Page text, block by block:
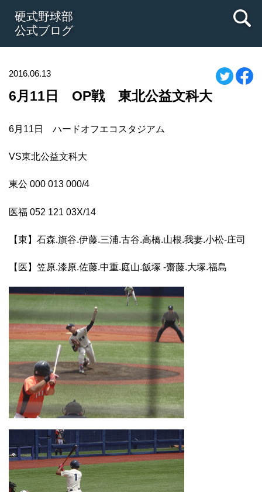
硬式野球部
公式ブログ
2016.06.13
6月11日 OP戦 東北公益文科大
6月11日 ハードオフエコスタジアム
VS東北公益文科大
東公 000 013 000/4
医福 052 121 03X/14
【東】石森.旗谷.伊藤.三浦.古谷.高橋.山根.我妻.小松-庄司
【医】笠原.漆原.佐藤.中重.庭山.飯塚 -齋藤.大塚.福島